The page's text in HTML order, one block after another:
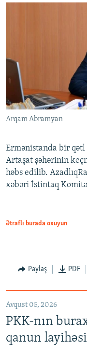
Arqam Abramyan
Ermənistanda bir
Artaşat şəhərinin
həbs edilib.
xəbəri İstintaq
Ətraflı burada oxuyun
Paylaş PDF
Avqust 05, 2026
PKK-nın
qanun